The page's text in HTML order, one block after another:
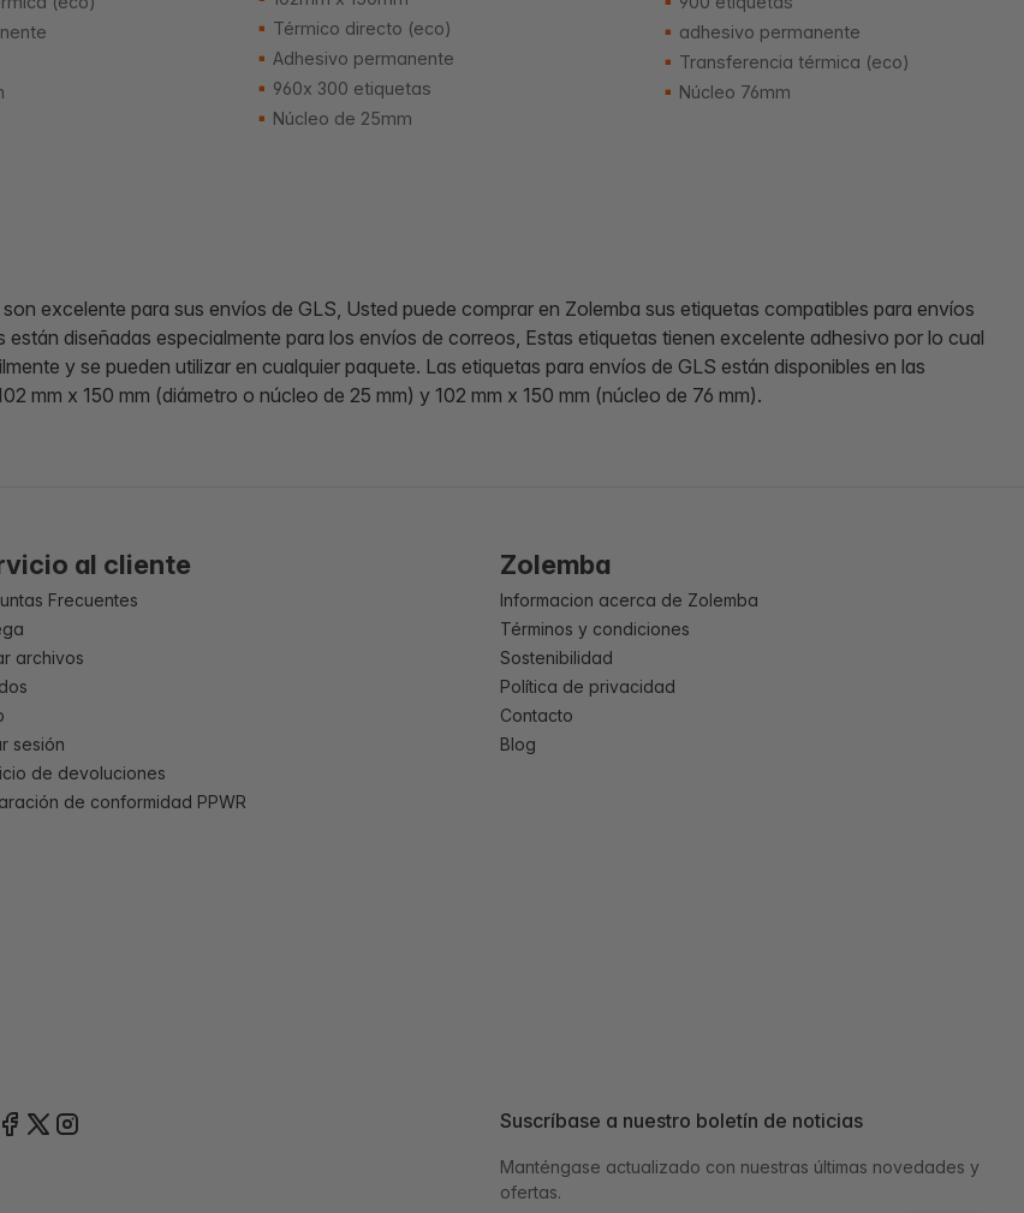
Térmico directo (eco)
Adhesivo permanente
960x 300 etiquetas
Núcleo de 25mm
adhesivo permanente
Transferencia térmica (eco)
Núcleo 76mm
son excelente para sus envíos de GLS, Usted puede comprar en Zolemba sus etiquetas compatibles para envíos
están diseñadas especialmente para los envíos de correos, Estas etiquetas tienen excelente adhesivo por lo cual
y se pueden utilizar en cualquier paquete. Las etiquetas para envíos de GLS están disponibles en las
mm x 150 mm (diámetro o núcleo de 25 mm) y 102 mm x 150 mm (núcleo de 76 mm).
al cliente
Frecuentes
archivos
sesión
de devoluciones
de conformidad PPWR
Zolemba
Informacion acerca de Zolemba
Términos y condiciones
Sostenibilidad
Política de privacidad
Contacto
Blog
Suscríbase a nuestro boletín de noticias
Manténgase actualizado con nuestras últimas novedades y
ofertas.